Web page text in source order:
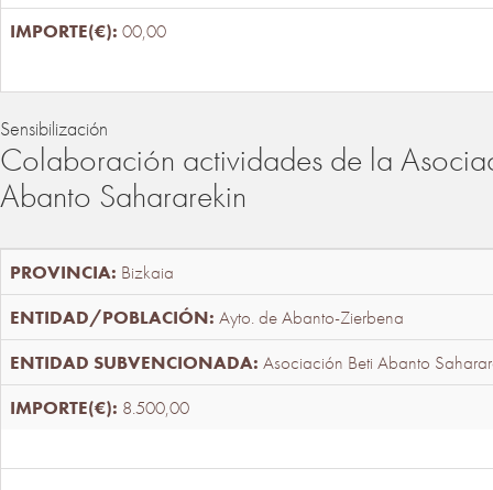
00,00
Sensibilización
Colaboración actividades de la
Abanto Sahararekin
Bizkaia
Ayto. de Abanto-Zierbena
Asociación Beti Abanto
8.500,00